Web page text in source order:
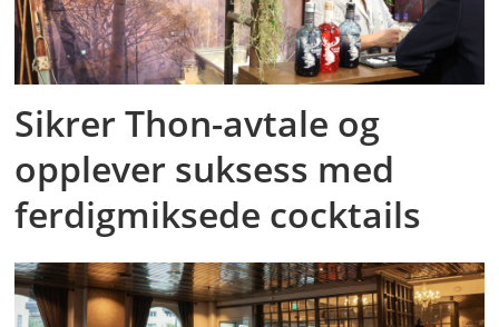
Sikrer Thon-avtale og
opplever suksess med
ferdigmiksede cocktails